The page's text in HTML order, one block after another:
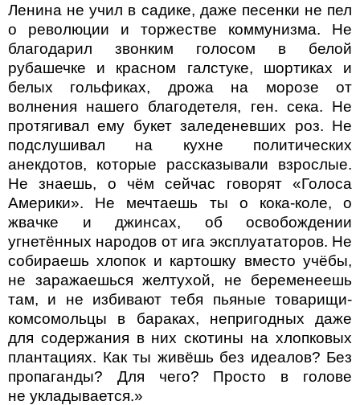
Ленина не учил в садике, даже песенки не пел
о революции и торжестве коммунизма. Не
благодарил звонким голосом в белой
рубашечке и красном галстуке, шортиках и
белых гольфиках, дрожа на морозе от
волнения нашего благодетеля, ген. сека. Не
протягивал ему букет заледеневших роз. Не
подслушивал на кухне политических
анекдотов, которые рассказывали взрослые.
Не знаешь, о чём сейчас говорят «Голоса
Америки». Не мечтаешь ты о кока-коле, о
жвачке и джинсах, об освобождении
угнетённых народов от ига эксплуататоров. Не
собираешь хлопок и картошку вместо учёбы,
не заражаешься желтухой, не беременеешь
там, и не избивают тебя пьяные товарищи-
комсомольцы в бараках, непригодных даже
для содержания в них скотины на хлопковых
плантациях. Как ты живёшь без идеалов? Без
пропаганды? Для чего? Просто в голове
не укладывается.»